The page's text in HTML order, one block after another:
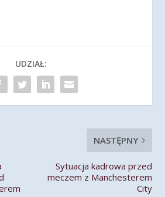
UDZIAŁ:
NASTĘPNY
Sytuacja kadrowa przed
meczem z Manchesterem
City